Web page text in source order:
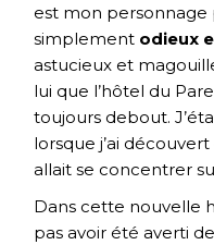
est mon personnage
simplement odieux
astucieux et
lui que l’hôtel du
toujours debout.
lorsque j’ai
allait se concentrer
Dans cette nouvelle
pas avoir été averti